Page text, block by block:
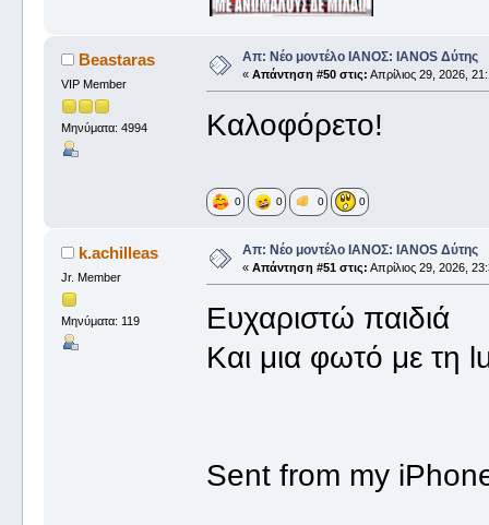
Beastaras
VIP Member
Μηνύματα: 4994
Απ: Νέο μοντέλο ΙΑΝΟΣ: IANOS Δύτης
« Απάντηση #50 στις: Απρίλιος 29, 2026,
Καλοφόρετο!
0 0 0 0
k.achilleas
Jr. Member
Μηνύματα: 119
Απ: Νέο μοντέλο ΙΑΝΟΣ: IANOS Δύτης
« Απάντηση #51 στις: Απρίλιος 29, 2026,
Ευχαριστώ παιδιά
Και μια φωτό με τη
Sent from my